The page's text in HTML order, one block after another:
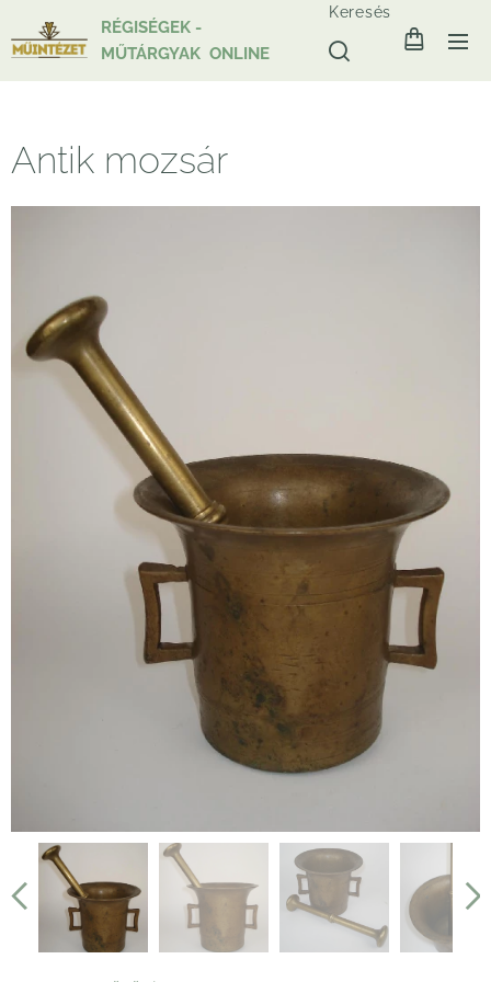
RÉGISÉGEK -
MŰTÁRGYAK ONLINE
Keresés
Antik mozsár